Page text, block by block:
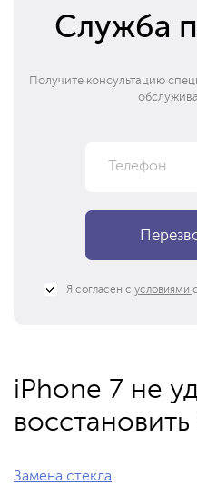
Служба
Получите консультацию
Я согласен с условиями
iPhone 7 не
Замена стекла